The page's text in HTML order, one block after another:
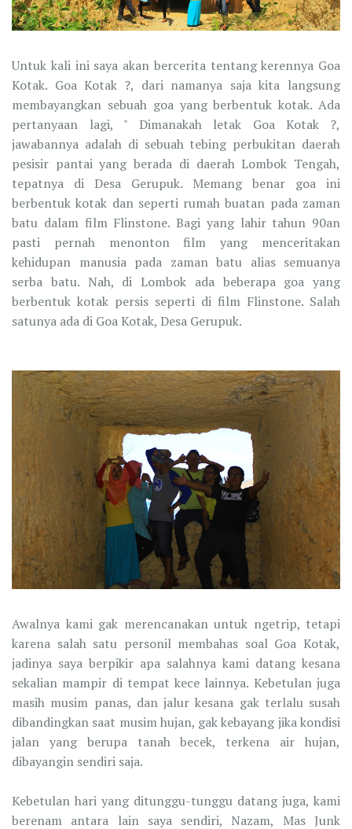
Untuk kali ini saya akan bercerita tentang kerennya Goa
Kotak. Goa Kotak ?, dari namanya saja kita langsung
membayangkan sebuah goa yang berbentuk kotak. Ada
pertanyaan lagi, " Dimanakah letak Goa Kotak ?,
jawabannya adalah di sebuah tebing perbukitan daerah
pesisir pantai yang berada di daerah Lombok Tengah,
tepatnya di Desa Gerupuk. Memang benar goa ini
berbentuk kotak dan seperti rumah buatan pada zaman
batu dalam film Flinstone. Bagi yang lahir tahun 90an
pasti pernah menonton film yang menceritakan
kehidupan manusia pada zaman batu alias semuanya
serba batu. Nah, di Lombok ada beberapa goa yang
berbentuk kotak persis seperti di film Flinstone. Salah
satunya ada di Goa Kotak, Desa Gerupuk.
Awalnya kami gak merencanakan untuk ngetrip, tetapi
karena salah satu personil membahas soal Goa Kotak,
jadinya saya berpikir apa salahnya kami datang kesana
sekalian mampir di tempat kece lainnya. Kebetulan juga
masih musim panas, dan jalur kesana gak terlalu susah
dibandingkan saat musim hujan, gak kebayang jika kondisi
jalan yang berupa tanah becek, terkena air hujan,
dibayangin sendiri saja.
Kebetulan hari yang ditunggu-tunggu datang juga, kami
berenam antara lain saya sendiri, Nazam, Mas Junk